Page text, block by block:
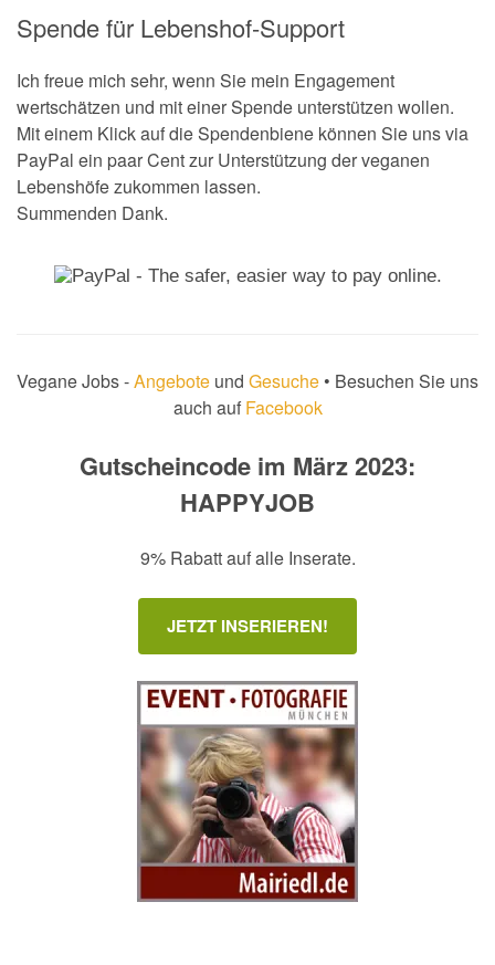
Spende für Lebenshof-Support
Ich freue mich sehr, wenn Sie mein Engagement
wertschätzen und mit einer Spende unterstützen wollen.
Mit einem Klick auf die Spendenbiene können Sie uns via
PayPal ein paar Cent zur Unterstützung der veganen
Lebenshöfe zukommen lassen.
Summenden Dank.
Vegane Jobs -Angebote und Gesuche • Besuchen Sie uns
auch auf Facebook
Gutscheincode im März 2023:
HAPPYJOB
9% Rabatt auf alle Inserate.
JETZT INSERIEREN!